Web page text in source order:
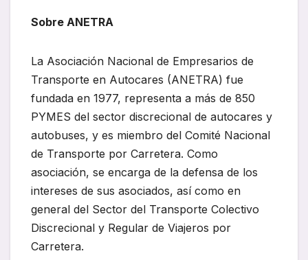
Sobre ANETRA
La Asociación Nacional de Empresarios de
Transporte en Autocares (ANETRA) fue
fundada en 1977, representa a más de 850
PYMES del sector discrecional de autocares y
autobuses, y es miembro del Comité Nacional
de Transporte por Carretera. Como
asociación, se encarga de la defensa de los
intereses de sus asociados, así como en
general del Sector del Transporte Colectivo
Discrecional y Regular de Viajeros por
Carretera.